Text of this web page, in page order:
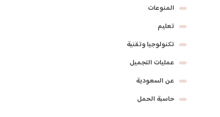
المنوعات
تعليم
تكنولوجيا وتقنية
عمليات التجميل
عن السعودية
حاسبة الحمل